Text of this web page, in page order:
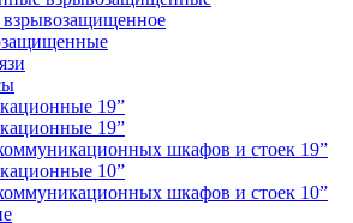
19”
19”
шкафов и стоек 19”
10”
шкафов и стоек 10”